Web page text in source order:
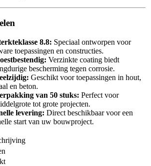
8.8: Speciaal ontworpen voor
toepassingen en constructies.
Verzinkte coating biedt
bescherming tegen corrosie.
Geschikt voor toepassingen in hout,
en beton.
van 50 stuks: Perfect voor
tot grote projecten.
levering: Direct beschikbaar voor een
start van uw bouwproject.